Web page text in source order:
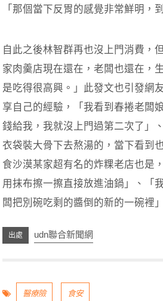
「那個當下反胃的感覺非常鮮明，
自此之後林智群再也沒上門消費，
家肉羹店現在還在，老闆也還在，
是吃得很高興。」此發文也引發網
享自己的經驗，「我看到春捲老闆
錢給我，我就沒上門過第二次了」
衣袋裝大骨下去熬湯的，當下看到
食沙漠某家超有名的炸粿老店也是
用抹布擦一擦直接放進油鍋」、「
闆把別碗吃剩的醬倒的新的一碗裡
udn聯合新聞網
醫療險 食安